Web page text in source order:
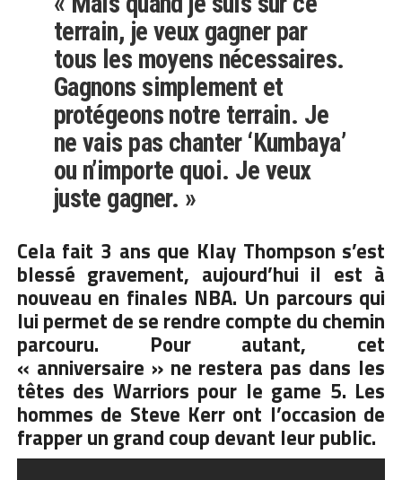
terrain, je veux gagner par
tous les moyens nécessaires.
Gagnons simplement et
protégeons notre terrain. Je
ne vais pas chanter ‘Kumbaya’
ou n’importe quoi. Je veux
juste gagner. »
Cela fait 3 ans que Klay Thompson s’est
blessé gravement, aujourd’hui il est à
nouveau en finales NBA. Un parcours qui
lui permet de se rendre compte du chemin
parcouru. Pour autant, cet
« anniversaire » ne restera pas dans les
têtes des Warriors pour le game 5. Les
hommes de Steve Kerr ont l’occasion de
frapper un grand coup devant leur public.